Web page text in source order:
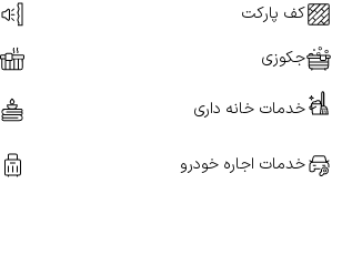
کف پارکت
جکوزی
خدمات خانه داری
خدمات اجاره خودرو